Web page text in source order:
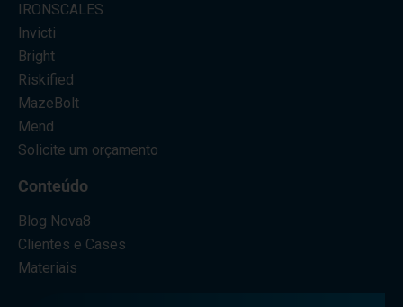
IRONSCALES
Invicti
Bright
Riskified
MazeBolt
Mend
Solicite um orçamento
Conteúdo
Blog Nova8
Clientes e Cases
Materiais